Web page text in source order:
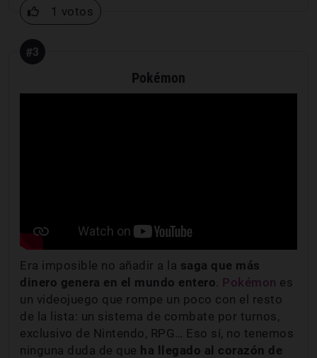
1 votos
#3
Pokémon
Era imposible no añadir a la saga que más
dinero genera en el mundo entero Pokémon es
un videojuego que rompe un poco con el resto
de la lista: un sistema de combate por turnos,
exclusivo de Nintendo, RPG… Eso sí, no tenemos
ninguna duda de que ha llegado al corazón de